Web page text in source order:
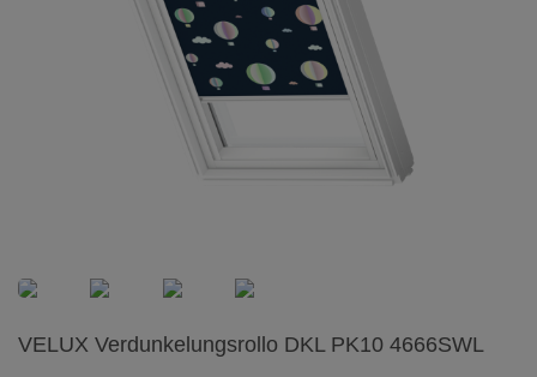
VELUX Verdunkelungsrollo DKL PK10 4666SWL